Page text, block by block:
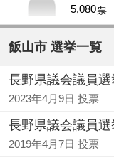
5,080票
飯山市 選挙一覧
長野県議会議員
2023年4月9日 投票
長野県議会議員
2019年4月7日 投票